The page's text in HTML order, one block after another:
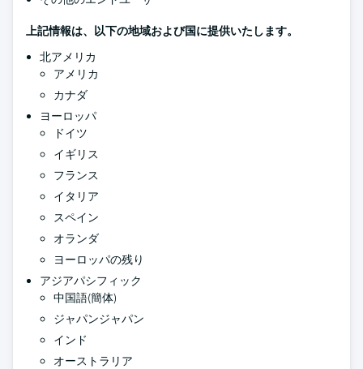
上記情報は、以下の地域および国に提供いたします。
北アメリカ
アメリカ
カナダ
ヨーロッパ
ドイツ
イギリス
フランス
イタリア
スペイン
オランダ
ヨーロッパの残り
アジアパシフィック
中国語(簡体)
ジャパンジャパン
インド
オーストラリア